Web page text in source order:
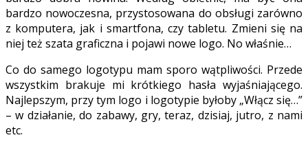
bardzo nowoczesna, przystosowana do obsługi zarówno
z komputera, jak i smartfona, czy tabletu. Zmieni się na
niej też szata graficzna i pojawi nowe logo. No właśnie…
Co do samego logotypu mam sporo wątpliwości. Przede
wszystkim brakuje mi krótkiego hasła wyjaśniającego.
Najlepszym, przy tym logo i logotypie byłoby „Włącz się…”
– w działanie, do zabawy, gry, teraz, dzisiaj, jutro, z nami
etc.